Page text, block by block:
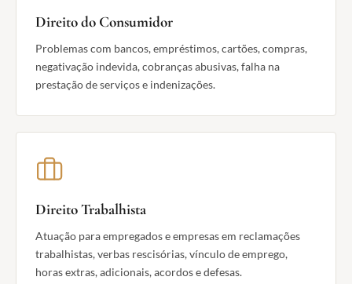
Direito do Consumidor
Problemas com bancos, empréstimos, cartões, compras,
negativação indevida, cobranças abusivas, falha na
prestação de serviços e indenizações.
Direito Trabalhista
Atuação para empregados e empresas em reclamações
trabalhistas, verbas rescisórias, vínculo de emprego,
horas extras, adicionais, acordos e defesas.